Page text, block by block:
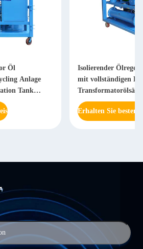
Öl
Anlage
Tank
Isolierender
mit vollständigen
Erhalten Sie besten